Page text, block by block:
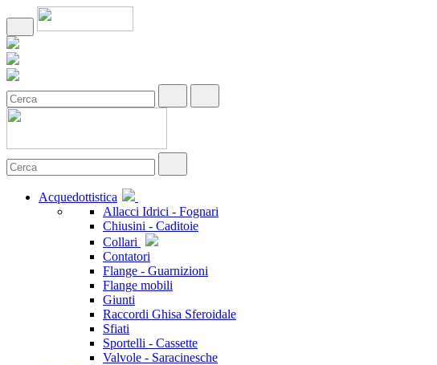
Acquedottistica
Allacci Idrici - Fognari
Chiusini - Caditoie
Collari
Contatori
Flange - Guarnizioni
Flange mobili
Giunti
Raccordi Ghisa Sferoidale
Sfiati
Sportelli - Cassette
Valvole - Saracinesche